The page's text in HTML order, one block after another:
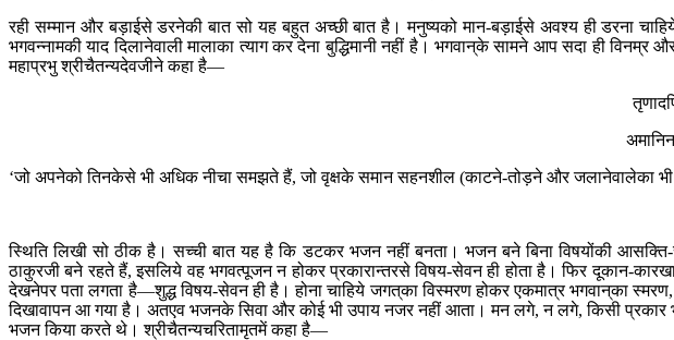
रही सम्मान और बड़ाईसे डरनेकी बात सो यह बहुत अच्छी बात है। मनुष्यको मान-बड़ाईसे अवश्य ही डरना
भगवन्नामकी याद दिलानेवाली मालाका त्याग कर देना बुद्धिमानी नहीं है। भगवान‍्के सामने आप सदा ही
महाप्रभु श्रीचैतन्यदेवजीने कहा है—
‘जो अपनेको तिनकेसे भी अधिक नीचा समझते हैं, जो वृक्षके समान सहनशील (काटने-तोड़ने और जलानेवालेका भी
स्थिति लिखी सो ठीक है। सच्ची बात यह है कि डटकर भजन नहीं बनता। भजन बने बिना विषयोंकी
ठाकुरजी बने रहते हैं, इसलिये वह भगवत्पूजन न होकर प्रकारान्तरसे विषय-सेवन ही होता है। फिर दूकान-
देखनेपर पता लगता है—शुद्ध विषय-सेवन ही है। होना चाहिये जगत‍्का विस्मरण होकर एकमात्र भगवान‍्का
दिखावापन आ गया है। अतएव भजनके सिवा और कोई भी उपाय नजर नहीं आता। मन लगे, न लगे, किसी प्रकार
भजन किया करते थे। श्रीचैतन्यचरितामृतमें कहा है—